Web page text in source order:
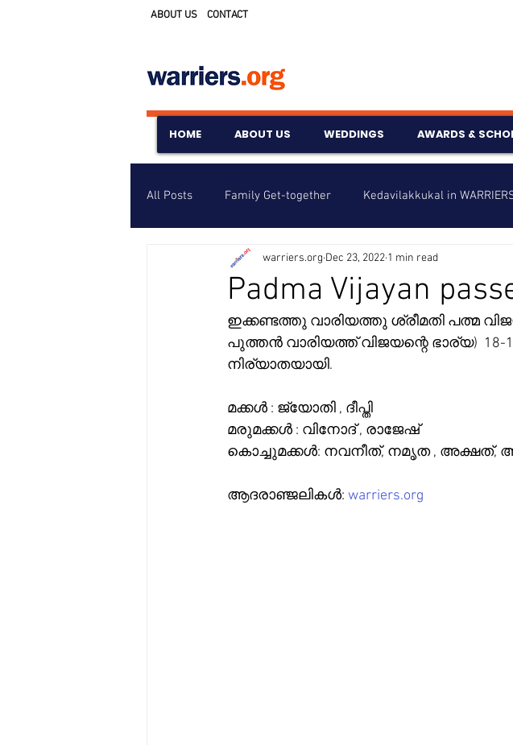
ABOUT US CONTACT
HOME ABOUT US WEDDINGS AWARDS &
All Posts Family Get-together Kedavilakkukal in
Awards & Scholarships Events Info
Untitled Category Wedding Anniversary
Padma Vijayan
warriers.org Dec 23, 2022 1 min read
ഇക്കണ്ടത്തു വാരിയത്തു ശ്രീമതി പത്മ
പുത്തൻ വാരിയത്ത് വിജയന്റെ ഭാര്യ)
നിര്യാതയായി.
മക്കൾ : ജ്യോതി , ദീപ്തി
മരുമക്കൾ : വിനോദ് , രാജേഷ്
കൊച്ചുമക്കൾ: നവനീത്, നമൃത , അക്ഷത്,
ആദരാഞ്ജലികൾ: warriers.org